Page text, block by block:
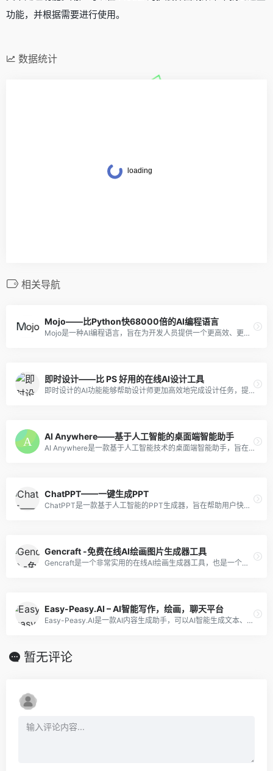
功能，并根据需要进行使用。
数据统计
相关导航
Mojo——比Python快68000倍的AI编程语言
Mojo是一种AI编程语言，旨在为开发人员提供一个更高效、更易用的编程环境。它结合了Python的语法和C++的性能，使得开发人员可以快速构建高质量的AI应用程序。
即时设计——比 PS 好用的在线AI设计工具
即时设计的AI功能能够帮助设计师更加高效地完成设计任务，提高了设计效率和品质。无论是初学者还是专业设计师，都能够通过即时设计的AI功能快速完成设计任务。
AI Anywhere——基于人工智能的桌面端智能助手
AI Anywhere是一款基于人工智能技术的桌面端智能助手，旨在为广大的用户提供高效便捷的AI助手服务，可以支持翻译、润色、解释选中的文本等功能。
ChatPPT——一键生成PPT
ChatPPT是一款基于人工智能的PPT生成器，旨在帮助用户快速、轻松地生成高质量的PPT文档。
Gencraft -免费在线AI绘画图片生成器工具
Gencraft是一个非常实用的在线AI绘画生成器工具，也是一个在线的图片编辑器和图片库，它提供了丰富的绘画和编辑功能。
Easy-Peasy.AI – AI智能写作，绘画，聊天平台
Easy-Peasy.AI是一款AI内容生成助手，可以AI智能生成文本、图像和音频转文字。
暂无评论